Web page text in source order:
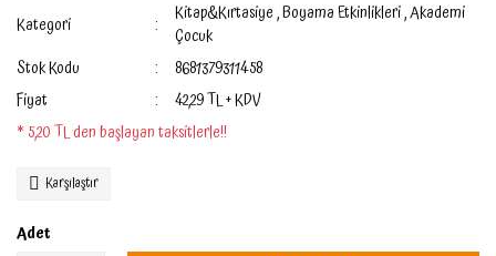
Kategori Kitap&Kırtasiye,Boyama Etkinlikleri,Akademi
Çocuk
Stok Kodu
8681379311458
Fiyat
42,29 TL + KDV
* 5,20 TL den başlayan taksitlerle!!
Karşılaştır
Adet